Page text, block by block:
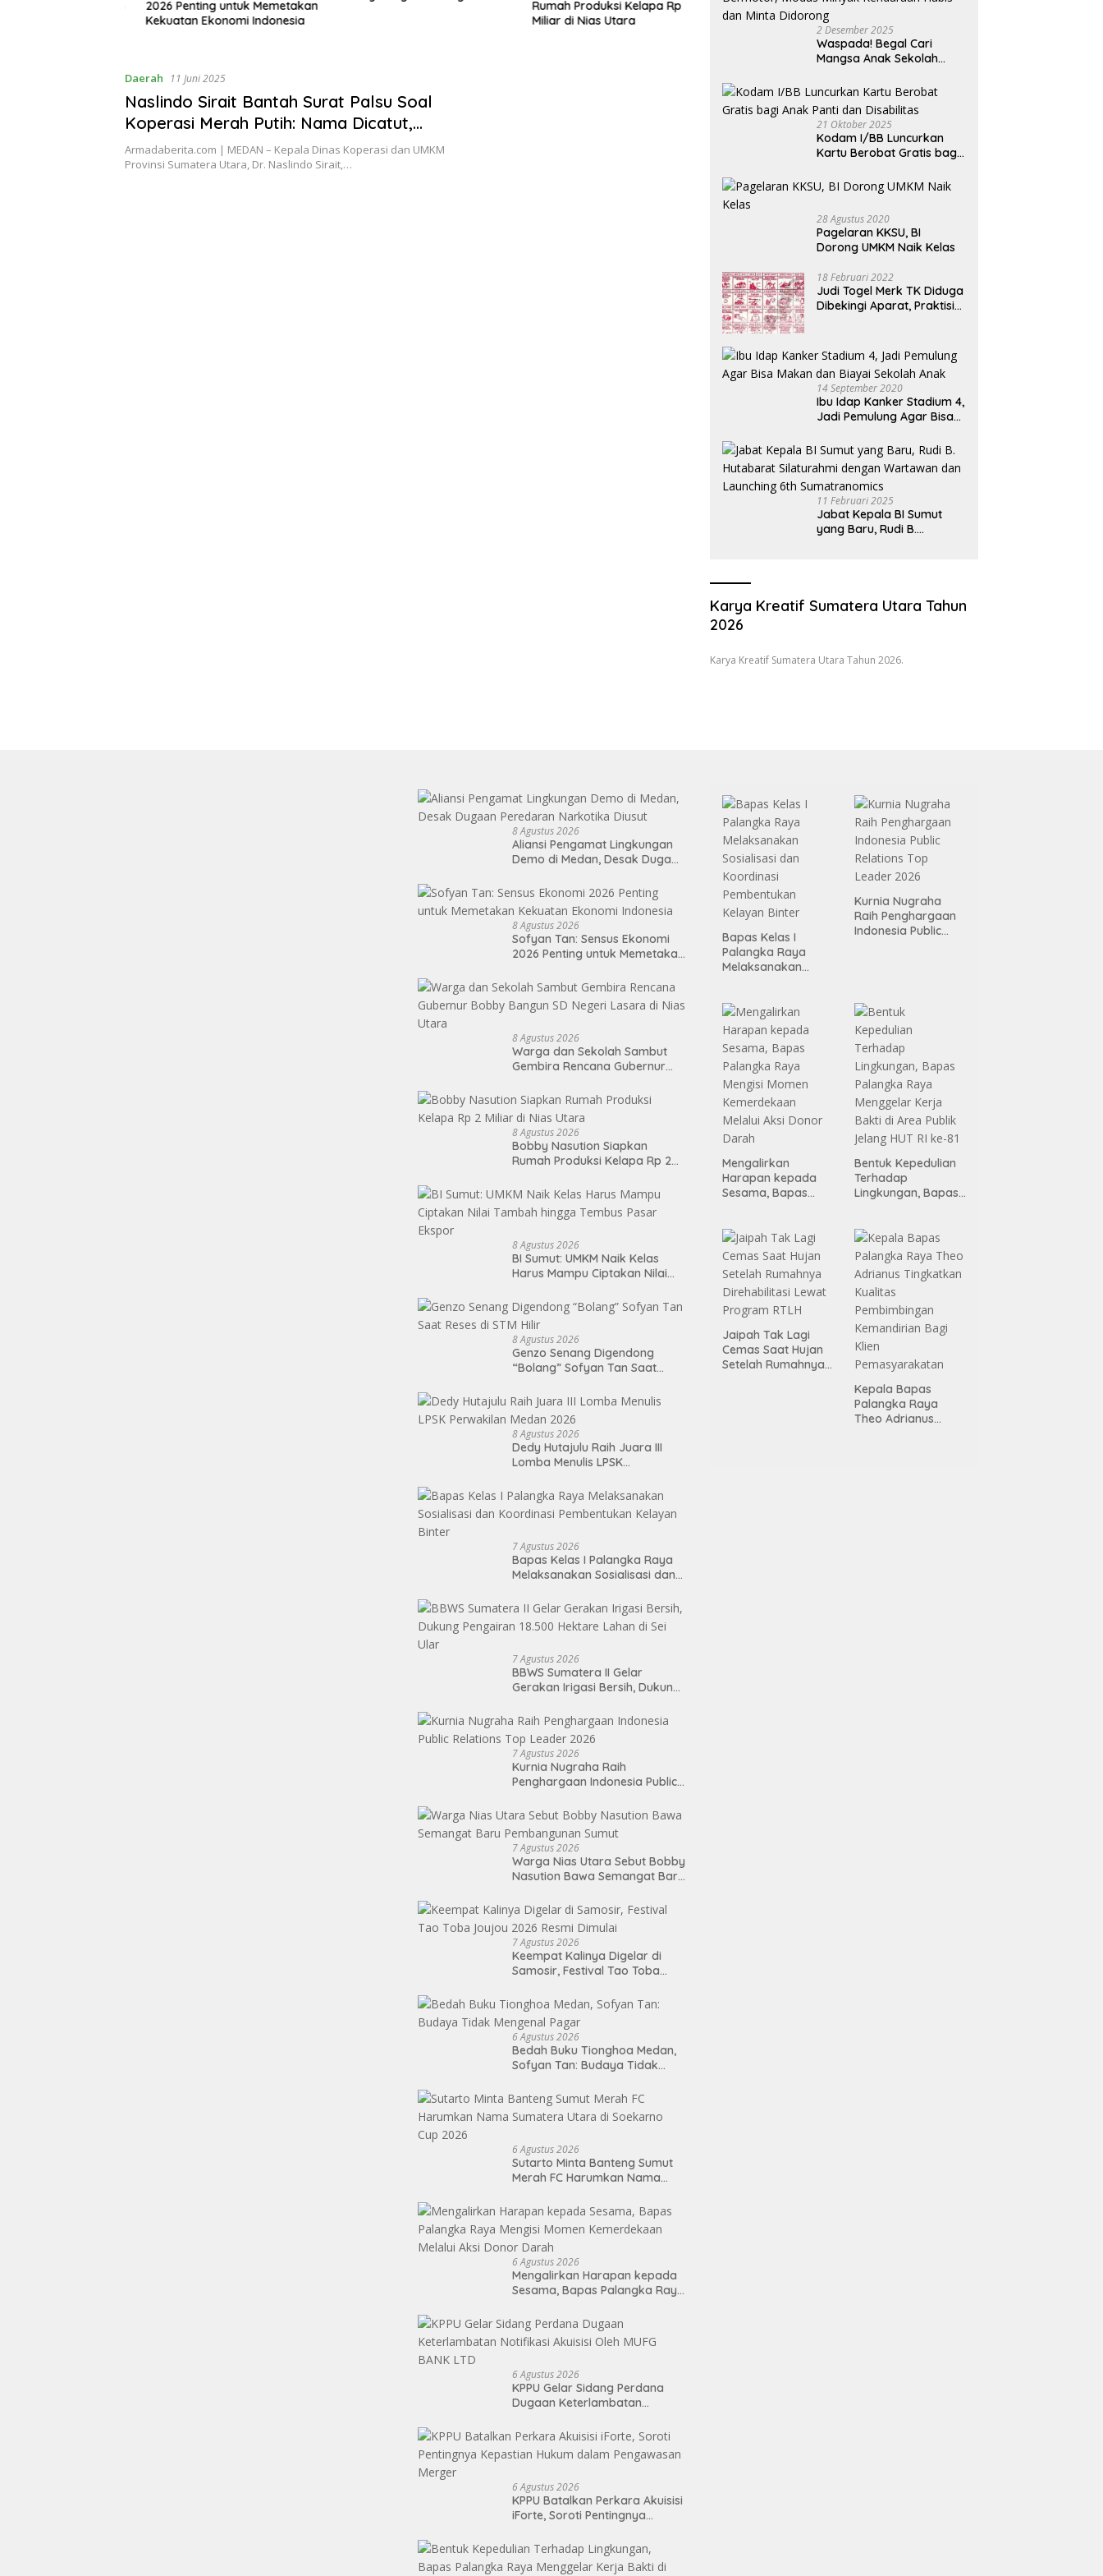
2026 Penting untuk Memetakan
Kekuatan Ekonomi Indonesia
Rumah Produksi Kelapa Rp 2
Miliar di Nias Utara
Ekspor
“Bolang” Sofyan Tan Saat
Daerah 11 Juni 2025
Naslindo Sirait Bantah Surat Palsu Soal
Koperasi Merah Putih: Nama Dicatut,
Tanda Tangan Dipalsukan!
Armadaberita.com | MEDAN – Kepala Dinas Koperasi dan UMKM
Provinsi Sumatera Utara, Dr. Naslindo Sirait,…
2 Desember 2025
Waspada! Begal Cari
Mangsa Anak Sekolah
Kendaraan Habis dan
Minta Didorong
21 Oktober 2025
Kodam I/BB Luncurkan
Kartu Berobat Gratis bagi
28 Agustus 2020
Pagelaran KKSU, BI
Dorong UMKM Naik Kelas
18 Februari 2022
Judi Togel Merk TK Diduga
Dibekingi Aparat, Praktisi
14 September 2020
Ibu Idap Kanker Stadium 4,
Jadi Pemulung Agar Bisa
Anak
11 Februari 2025
Jabat Kepala BI Sumut
yang Baru, Rudi B.
Karya Kreatif Sumatera Utara Tahun
2026
Karya Kreatif Sumatera Utara Tahun 2026.
8 Agustus 2026
Aliansi Pengamat Lingkungan
Demo di Medan, Desak Dugaan
8 Agustus 2026
Sofyan Tan: Sensus Ekonomi
2026 Penting untuk Memetakan
8 Agustus 2026
Warga dan Sekolah Sambut
Gembira Rencana Gubernur
Lasara di Nias Utara
8 Agustus 2026
Bobby Nasution Siapkan
Rumah Produksi Kelapa Rp 2
8 Agustus 2026
BI Sumut: UMKM Naik Kelas
Harus Mampu Ciptakan Nilai
Ekspor
8 Agustus 2026
Genzo Senang Digendong
“Bolang” Sofyan Tan Saat
8 Agustus 2026
Dedy Hutajulu Raih Juara III
Lomba Menulis LPSK
7 Agustus 2026
Bapas Kelas I Palangka Raya
Melaksanakan Sosialisasi dan
Kelayan Binter
7 Agustus 2026
BBWS Sumatera II Gelar
Gerakan Irigasi Bersih, Dukung
Lahan di Sei Ular
7 Agustus 2026
Kurnia Nugraha Raih
Penghargaan Indonesia Public
7 Agustus 2026
Warga Nias Utara Sebut Bobby
Nasution Bawa Semangat Baru
7 Agustus 2026
Keempat Kalinya Digelar di
Samosir, Festival Tao Toba
6 Agustus 2026
Bedah Buku Tionghoa Medan,
Sofyan Tan: Budaya Tidak
6 Agustus 2026
Sutarto Minta Banteng Sumut
Merah FC Harumkan Nama
Cup 2026
6 Agustus 2026
Mengalirkan Harapan kepada
Sesama, Bapas Palangka Raya
Melalui Aksi Donor Darah
6 Agustus 2026
KPPU Gelar Sidang Perdana
Dugaan Keterlambatan
BANK LTD
6 Agustus 2026
KPPU Batalkan Perkara Akuisisi
iForte, Soroti Pentingnya
Pengawasan Merger
Bapas Kelas I
Palangka Raya
Melaksanakan
Pembentukan
Kelayan Binter
Kurnia Nugraha
Raih Penghargaan
Indonesia Public
Mengalirkan
Harapan kepada
Sesama, Bapas
Kemerdekaan
Melalui Aksi Donor
Darah
Bentuk Kepedulian
Terhadap
Lingkungan, Bapas
Bakti di Area Publik
Jelang HUT RI ke-81
Jaipah Tak Lagi
Cemas Saat Hujan
Setelah Rumahnya
Kepala Bapas
Palangka Raya
Theo Adrianus